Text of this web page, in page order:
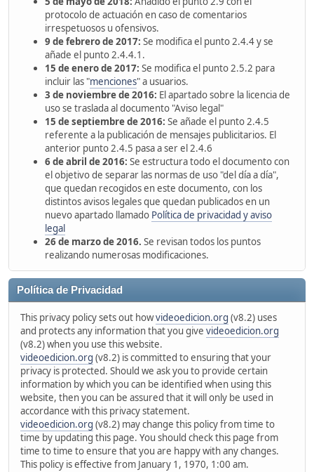
protocolo de actuación en caso de comentarios
irrespetuosos u ofensivos.
9 de febrero de 2017: Se modifica el punto 2.4.4 y se
añade el punto 2.4.4.1.
15 de enero de 2017: Se modifica el punto 2.5.2 para
incluir las "menciones" a usuarios.
3 de noviembre de 2016: El apartado sobre la licencia de
uso se traslada al documento "Aviso legal"
15 de septiembre de 2016: Se añade el punto 2.4.5
referente a la publicación de mensajes publicitarios. El
anterior punto 2.4.5 pasa a ser el 2.4.6
6 de abril de 2016: Se estructura todo el documento con
el objetivo de separar las normas de uso "del día a día",
que quedan recogidos en este documento, con los
distintos avisos legales que quedan publicados en un
nuevo apartado llamado Política de privacidad y aviso
legal
26 de marzo de 2016. Se revisan todos los puntos
realizando numerosas modificaciones.
Política de Privacidad
This privacy policy sets out howvideoedicion.org (v8.2) uses
and protects any information that you give videoedicion.org
(v8.2) when you use this website.
videoedicion.org (v8.2) is committed to ensuring that your
privacy is protected. Should we ask you to provide certain
information by which you can be identified when using this
website, then you can be assured that it will only be used in
accordance with this privacy statement.
videoedicion.org (v8.2) may change this policy from time to
time by updating this page. You should check this page from
time to time to ensure that you are happy with any changes.
This policy is effective from January 1, 1970, 1:00 am.